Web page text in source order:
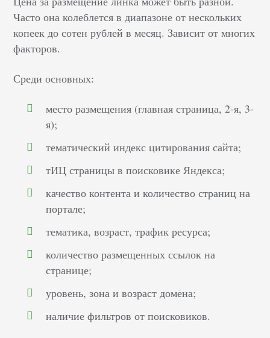
Часто она колеблется в диапазоне от нескольких
копеек до сотен рублей в месяц. Зависит от многих
факторов.
Среди основных:
место размещения (главная страница, 2-я, 3-
я);
тематический индекс цитирования сайта;
тИЦ страницы в поисковике Яндекса;
качество контента и количество страниц на
портале;
тематика, возраст, трафик ресурса;
количество размещенных ссылок на
странице;
уровень, зона и возраст домена;
наличие фильтров от поисковиков.